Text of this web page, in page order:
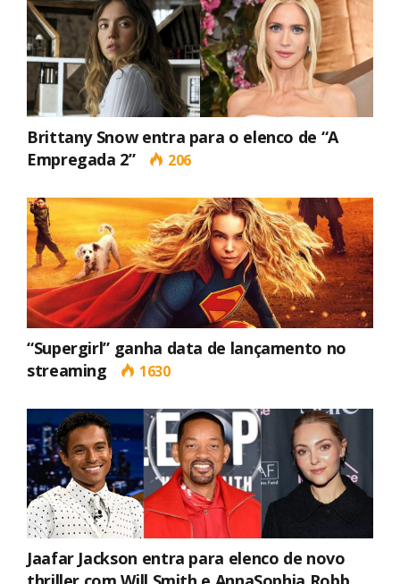
Brittany Snow entra para o elenco de “A
Empregada 2”
206
“Supergirl” ganha data de lançamento no
streaming
1630
Jaafar Jackson entra para elenco de novo